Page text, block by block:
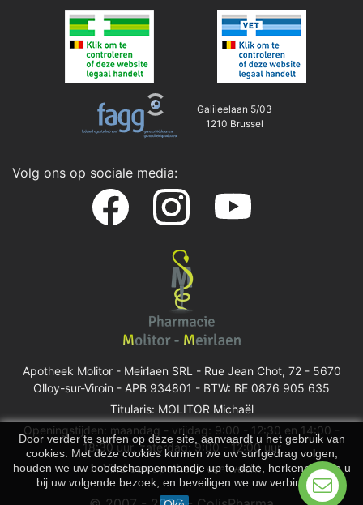
Door verder te surfen op deze site, aanvaardt u het gebruik van
cookies. Met deze cookies kunnen we uw surfgedrag volgen,
houden we uw boodschappenmandje up-to-date, herkennen we u
bij uw volgende bezoek, en beveiligen we uw verbinding.
Galileelaan 5/03
1210 Brussel
Volg ons op sociale media:
Apotheek Molitor - Meirlaen SRL - Rue Jean Chot, 72 - 5670
Olloy-sur-Viroin - APB 934801 - BTW: BE 0876 905 635
Titularis: MOLITOR Michaël
Openingstijden: maandag - vrijdag: 9:00 - 12:30 en 14:00 -
18:30 uur, zaterdag: 9:00 - 12:00 uur
Vind een apotheek van wacht